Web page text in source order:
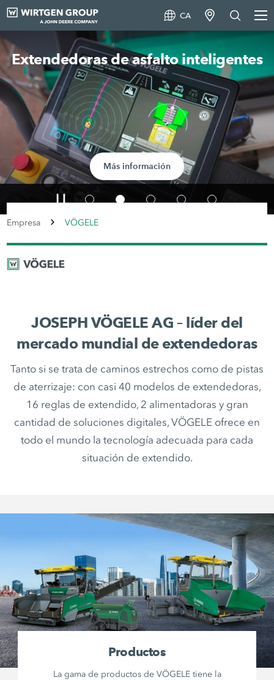
CA
Extendedoras de asfalto inteligentes
Más información
Empresa VÖGELE
JOSEPH VÖGELE AG – líder del
mercado mundial de extendedoras
Tanto si se trata de caminos estrechos como de pistas
de aterrizaje: con casi 40 modelos de extendedoras,
16 reglas de extendido, 2 alimentadoras y gran
cantidad de soluciones digitales, VÖGELE ofrece en
todo el mundo la tecnología adecuada para cada
situación de extendido.
Productos
La gama de productos de VÖGELE tiene la